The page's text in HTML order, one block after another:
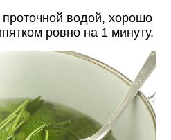
водой, хорошо
ровно на 1 минуту.